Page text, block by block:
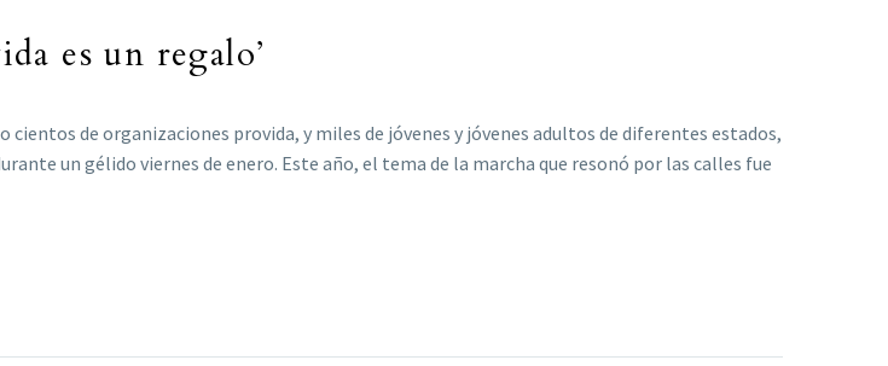
es un regalo’
de organizaciones provida, y miles de jóvenes y jóvenes adultos de diferentes estados,
un gélido viernes de enero. Este año, el tema de la marcha que resonó por las calles fue